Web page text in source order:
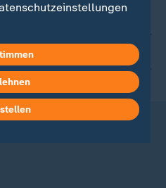
widerrufen oder ändern.
du in unserer